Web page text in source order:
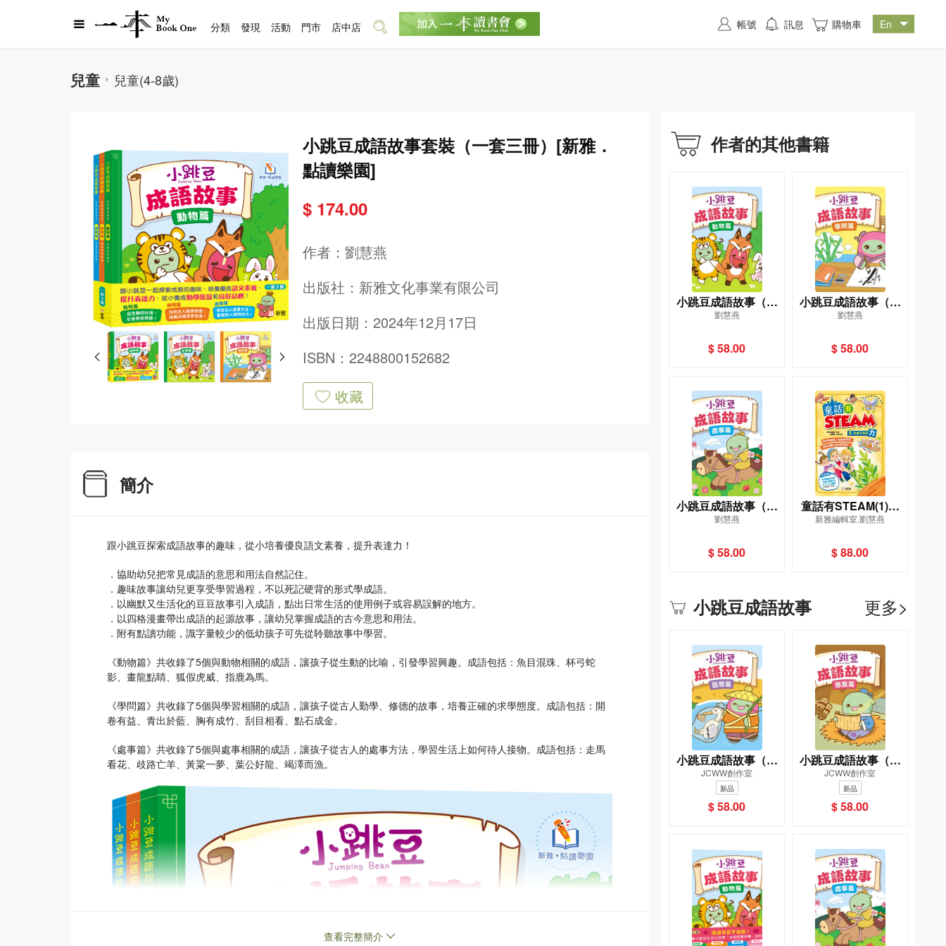
兒童 兒童(4-8歲)
小跳豆成語故事套裝（一套三冊）[新雅．
點讀樂園]
$ 174.00
作者： 劉慧燕
出版社： 新雅文化事業有限公司
出版日期：2024年12月17日
ISBN：2248800152682
收藏
簡介
跟小跳豆探索成語故事的趣味，從小培養優良語文素養，提升表達力！
．協助幼兒把常見成語的意思和用法自然記住。
．趣味故事讓幼兒更享受學習過程，不以死記硬背的形式學成語。
．以幽默又生活化的豆豆故事引入成語，點出日常生活的使用例子或容易誤解的地方。
．以四格漫畫帶出成語的起源故事，讓幼兒掌握成語的古今意思和用法。
．附有點讀功能，識字量較少的低幼孩子可先從聆聽故事中學習。
《動物篇》共收錄了5個與動物相關的成語，讓孩子從生動的比喻，引發學習興趣。成語包括：魚目混珠、杯弓蛇
影、畫龍點睛、狐假虎威、指鹿為馬。
《學問篇》共收錄了5個與學習相關的成語，讓孩子從古人勤學、修德的故事，培養正確的求學態度。成語包括：開
卷有益、青出於藍、胸有成竹、刮目相看、點石成金。
《處事篇》共收錄了5個與處事相關的成語，讓孩子從古人的處事方法，學習生活上如何待人接物。成語包括：走馬
看花、歧路亡羊、黃粱一夢、葉公好龍、竭澤而漁。
查看完整簡介
作者的其他書籍
小跳豆成語故事（動
物篇）[新雅．點讀樂
劉慧燕
$ 58.00
小跳豆成語故事（學
問篇）[新雅．點讀樂
劉慧燕
$ 58.00
小跳豆成語故事（處
事篇）[新雅．點讀樂
劉慧燕
$ 58.00
童話有STEAM(1)無
處不在的力
新雅編輯室,劉慧燕
$ 88.00
小跳豆成語故事 更多>
小跳豆成語故事（智
慧篇）
JCWW創作室
新品
$ 58.00
小跳豆成語故事（態
度篇）
JCWW創作室
新品
$ 58.00
分類 發現 活動 門市 店中店 帳號 訊息 購物車